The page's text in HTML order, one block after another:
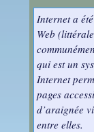
Internet a
Web
qui est un
Internet
pages
d’araignée
entre elles.